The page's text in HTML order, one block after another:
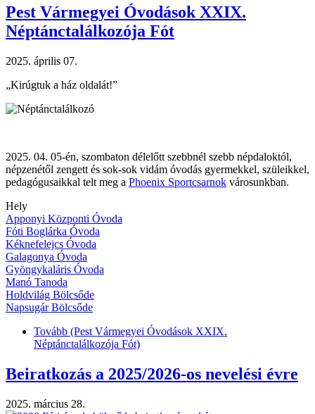
Pest Vármegyei Óvodások XXIX.
Néptánctalálkozója Fót
2025. április 07.
„Kirúgtuk a ház oldalát!”
2025. 04. 05-én, szombaton délelőtt szebbnél szebb népdaloktól,
népzenétől zengett és sok-sok vidám óvodás gyermekkel, szüleikkel,
pedagógusaikkal telt meg a Phoenix Sportcsarnok városunkban.
Hely
Apponyi Központi Óvoda
Fóti Boglárka Óvoda
Kéknefelejcs Óvoda
Galagonya Óvoda
Gyöngykaláris Óvoda
Manó Tanoda
Holdvilág Bölcsőde
Napsugár Bölcsőde
Tovább (Pest Vármegyei Óvodások XXIX.
Néptánctalálkozója Fót)
Beiratkozás a 2025/2026-os nevelési évre
2025. március 28.